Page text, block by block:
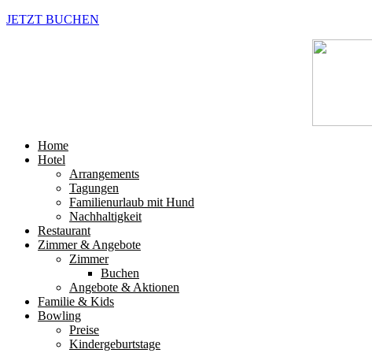
JETZT BUCHEN
Home
Hotel
Arrangements
Tagungen
Familienurlaub mit Hund
Nachhaltigkeit
Restaurant
Zimmer & Angebote
Zimmer
Buchen
Angebote & Aktionen
Familie & Kids
Bowling
Preise
Kindergeburtstage